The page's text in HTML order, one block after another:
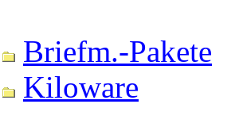
Briefm.-Pakete
Kiloware